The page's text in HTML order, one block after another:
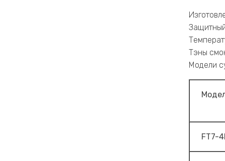
Тэны
Модели
FT7-